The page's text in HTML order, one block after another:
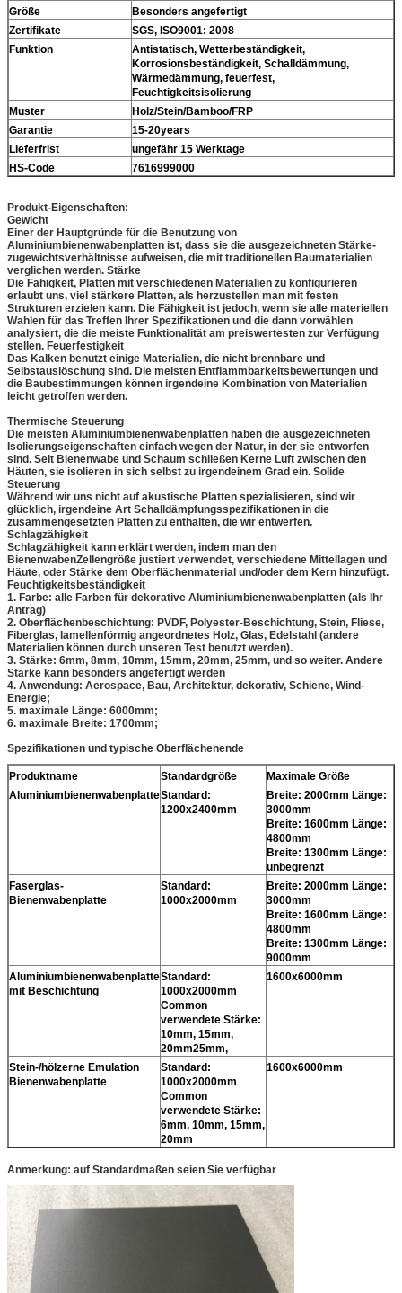
Größe
Besonders angefertigt
Zertifikate
SGS, ISO9001: 2008
Funktion
Antistatisch, Wetterbeständigkeit,
Korrosionsbeständigkeit, Schalldämmung,
Wärmedämmung, feuerfest,
Feuchtigkeitsisolierung
Muster
Holz/Stein/Bamboo/FRP
Garantie
15-20years
Lieferfrist
ungefähr 15 Werktage
HS-Code
7616999000
Produkt-Eigenschaften:
Gewicht
Einer der Hauptgründe für die Benutzung von
Aluminiumbienenwabenplatten ist, dass sie die ausgezeichneten Stärke-
zugewichtsverhältnisse aufweisen, die mit traditionellen Baumaterialien
verglichen werden. Stärke
Die Fähigkeit, Platten mit verschiedenen Materialien zu konfigurieren
erlaubt uns, viel stärkere Platten, als herzustellen man mit festen
Strukturen erzielen kann. Die Fähigkeit ist jedoch, wenn sie alle materiellen
Wahlen für das Treffen Ihrer Spezifikationen und die dann vorwählen
analysiert, die die meiste Funktionalität am preiswertesten zur Verfügung
stellen. Feuerfestigkeit
Das Kalken benutzt einige Materialien, die nicht brennbare und
Selbstauslöschung sind. Die meisten Entflammbarkeitsbewertungen und
die Baubestimmungen können irgendeine Kombination von Materialien
leicht getroffen werden.
Thermische Steuerung
Die meisten Aluminiumbienenwabenplatten haben die ausgezeichneten
Isolierungseigenschaften einfach wegen der Natur, in der sie entworfen
sind. Seit Bienenwabe und Schaum schließen Kerne Luft zwischen den
Häuten, sie isolieren in sich selbst zu irgendeinem Grad ein. Solide
Steuerung
Während wir uns nicht auf akustische Platten spezialisieren, sind wir
glücklich, irgendeine Art Schalldämpfungsspezifikationen in die
zusammengesetzten Platten zu enthalten, die wir entwerfen.
Schlagzähigkeit
Schlagzähigkeit kann erklärt werden, indem man den
BienenwabenZellengröße justiert verwendet, verschiedene Mittellagen und
Häute, oder Stärke dem Oberflächenmaterial und/oder dem Kern hinzufügt.
Feuchtigkeitsbeständigkeit
1. Farbe: alle Farben für dekorative Aluminiumbienenwabenplatten (als Ihr
Antrag)
2. Oberflächenbeschichtung: PVDF, Polyester-Beschichtung, Stein, Fliese,
Fiberglas, lamellenförmig angeordnetes Holz, Glas, Edelstahl (andere
Materialien können durch unseren Test benutzt werden).
3. Stärke: 6mm, 8mm, 10mm, 15mm, 20mm, 25mm, und so weiter. Andere
Stärke kann besonders angefertigt werden
4. Anwendung: Aerospace, Bau, Architektur, dekorativ, Schiene, Wind-
Energie;
5. maximale Länge: 6000mm;
6. maximale Breite: 1700mm;
Spezifikationen und typische Oberflächenende
Produktname Standardgröße
Maximale Größe
AluminiumbienenwabenplatteStandard:
1200x2400mm
Breite: 2000mm Länge:
3000mm
Breite: 1600mm Länge:
4800mm
Breite: 1300mm Länge:
unbegrenzt
Faserglas-
Bienenwabenplatte
Standard:
1000x2000mm
Breite: 2000mm Länge:
3000mm
Breite: 1600mm Länge:
4800mm
Breite: 1300mm Länge:
9000mm
Aluminiumbienenwabenplatte
mit Beschichtung
Standard:
1000x2000mm
Common
verwendete Stärke:
10mm, 15mm,
20mm25mm,
1600x6000mm
Stein-/hölzerne Emulation
Bienenwabenplatte
Standard:
1000x2000mm
Common
verwendete Stärke:
6mm, 10mm, 15mm,
20mm
1600x6000mm
Anmerkung: auf Standardmaßen seien Sie verfügbar